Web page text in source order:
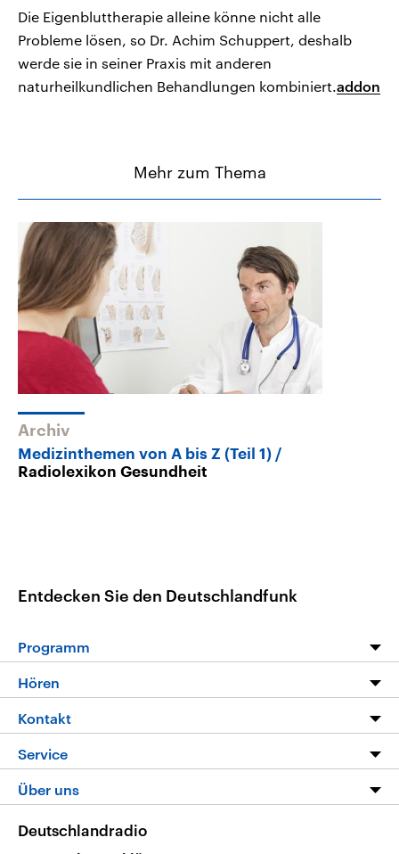
Die Eigenbluttherapie alleine könne nicht alle
Probleme lösen, so Dr. Achim Schuppert, deshalb
werde sie in seiner Praxis mit anderen
naturheilkundlichen Behandlungen kombiniert.addon
Mehr zum Thema
Archiv
Medizinthemen von A bis Z (Teil 1)
Radiolexikon Gesundheit
Entdecken Sie den Deutschlandfunk
Programm
Programm
Die Nachrichten
Nachrichtenleicht
Neue Beiträge auf dlf.de
Hören
Livestream
Podcasts
Deutschlandfunk App
Nachrichten App
Kontakt
Hörerservice
Service
FAQ
Veranstaltungen
Über uns
Deutschlandradio